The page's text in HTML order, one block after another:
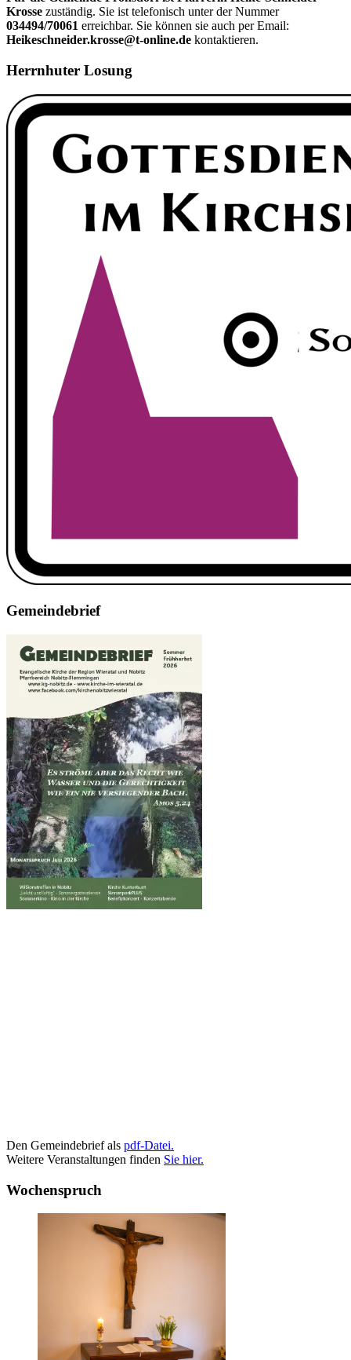
Krosse zuständig. Sie ist telefonisch unter der Nummer
034494/70061 erreichbar. Sie können sie auch per Email:
Heikeschneider.krosse@t-online.de kontaktieren.
Herrnhuter Losung
Gemeindebrief
Den Gemeindebrief als pdf-Datei.
Weitere Veranstaltungen finden Sie hier.
Wochenspruch